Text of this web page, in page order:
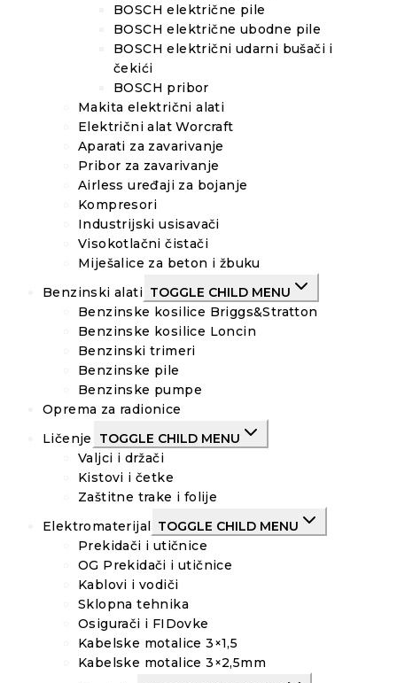
BOSCH električne pile
BOSCH električne ubodne pile
BOSCH električni udarni bušači i
čekići
BOSCH pribor
Makita električni alati
Električni alat Worcraft
Aparati za zavarivanje
Pribor za zavarivanje
Airless uređaji za bojanje
Kompresori
Industrijski usisavači
Visokotlačni čistači
Miješalice za beton i žbuku
Benzinski alati TOGGLE CHILD MENU
Benzinske kosilice Briggs&Stratton
Benzinske kosilice Loncin
Benzinski trimeri
Benzinske pile
Benzinske pumpe
Oprema za radionice
Ličenje
TOGGLE CHILD MENU
Valjci i držači
Kistovi i četke
Zaštitne trake i folije
Elektromaterijal
TOGGLE CHILD MENU
Prekidači i utičnice
OG Prekidači i utičnice
Kablovi i vodiči
Sklopna tehnika
Osigurači i FIDovke
Kabelske motalice 3×1,5
Kabelske motalice 3×2,5mm